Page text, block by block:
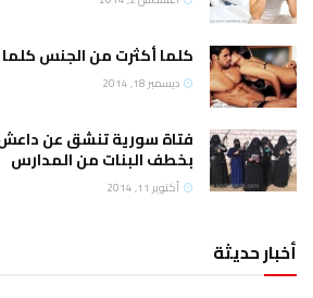
كلما أكثرت من الجنس
ديسمبر 18, 2014
فتاة سورية تنشق عن
بخطف البنات من المدارس
أكتوبر 11, 2014
أخبار حديثة